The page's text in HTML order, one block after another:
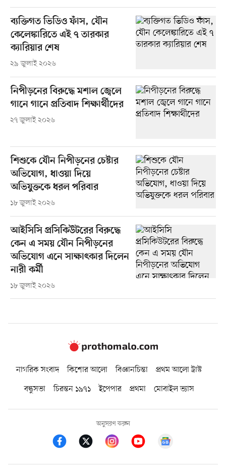
ব্যক্তিগত ভিডিও ফাঁস, যৌন
কেলেঙ্কারিতে এই ৭ তারকার
ক্যারিয়ার শেষ
২৯ জুলাই ২০২৬
নিপীড়নের বিরুদ্ধে মশাল জ্বেলে
গানে গানে প্রতিবাদ শিক্ষার্থীদের
২৭ জুলাই ২০২৬
শিশুকে যৌন নিপীড়নের চেষ্টার
অভিযোগ, ধাওয়া দিয়ে
অভিযুক্তকে ধরল পরিবার
১৮ জুলাই ২০২৬
আইসিসি প্রসিকিউটরের বিরুদ্ধে
কেন এ সময় যৌন নিপীড়নের
অভিযোগ এনে সাক্ষাৎকার দিলেন
নারী কর্মী
১৮ জুলাই ২০২৬
নাগরিক সংবাদ কিশোর আলো বিজ্ঞানচিন্তা
প্রথম আলো ট্রাস্ট
বন্ধুসভা
চিরন্তন ১৯৭১ ইপেপার প্রথমা মোবাইল ভ্যাস
অনুসরণ করুন